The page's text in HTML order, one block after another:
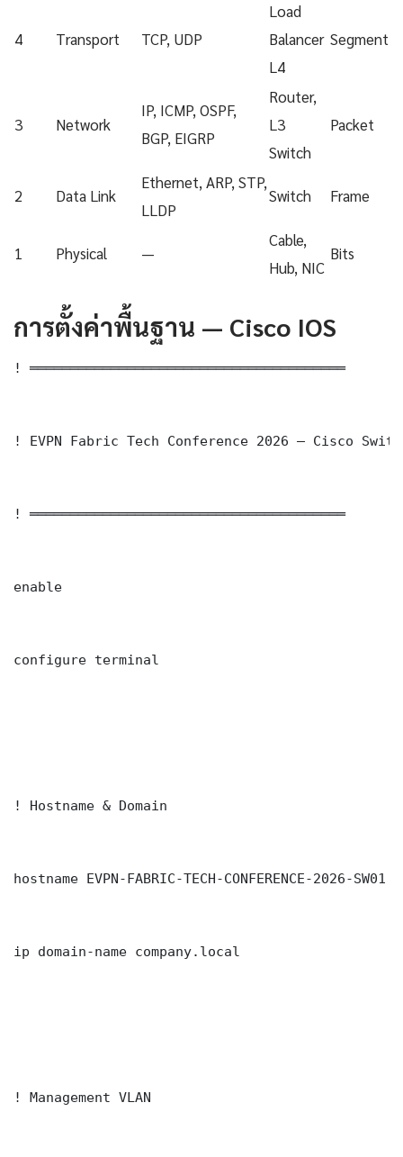
4 Transport TCP, UDP
Load
Balancer
L4
Segment
3 Network
IP, ICMP, OSPF,
BGP, EIGRP
Router,
L3
Switch
Packet
2 Data Link
Ethernet, ARP, STP,
LLDP
Switch Frame
1 Physical —
Cable,
Hub, NIC
Bits
การตั้งค่าพื้นฐาน — Cisco IOS
! ═══════════════════════════════════════
! EVPN Fabric Tech Conference 2026 — Cisco
! ═══════════════════════════════════════
enable
configure terminal
! Hostname & Domain
hostname EVPN-FABRIC-TECH-CONFERENCE-2026-SW01
ip domain-name company.local
! Management VLAN